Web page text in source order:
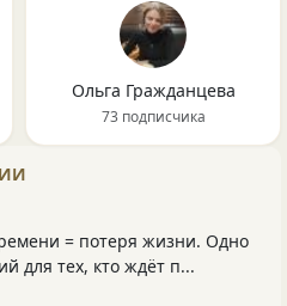
Ольга Гражданцева
73 подписчика
= потеря жизни. Одно
для тех, кто ждёт п...